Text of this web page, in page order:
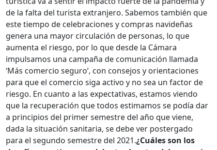
de la falta del turista extranjero. Sabemos también que
este tiempo de celebraciones y compras navideñas
genera una mayor circulación de personas, lo que
aumenta el riesgo, por lo que desde la Cámara
impulsamos una campaña de comunicación llamada
‘Más comercio seguro’, con consejos y orientaciones
para que el comercio siga activo y no sea un factor de
riesgo. En cuanto a las expectativas, estamos viendo
que la recuperación que todos estimamos se podía dar
a principios del primer semestre del año que viene,
dada la situación sanitaria, se debe ver postergado
para el segundo semestre del 2021.¿Cuáles son los